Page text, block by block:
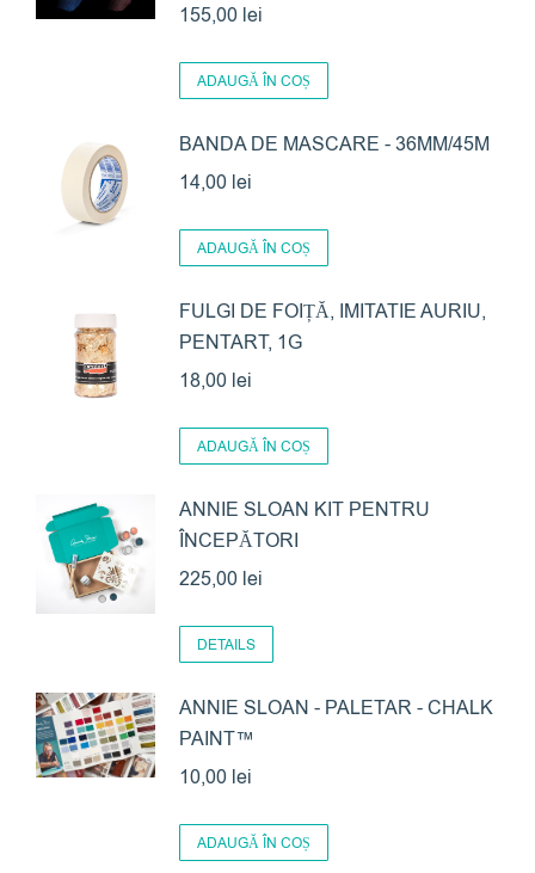
155,00 lei
ADAUGĂ ÎN COȘ
BANDA DE MASCARE - 36MM/45M
14,00 lei
ADAUGĂ ÎN COȘ
FULGI DE FOIȚĂ, IMITATIE AURIU,
PENTART, 1G
18,00 lei
ADAUGĂ ÎN COȘ
ANNIE SLOAN KIT PENTRU
ÎNCEPĂTORI
225,00 lei
DETAILS
ANNIE SLOAN - PALETAR - CHALK
PAINT™
10,00 lei
ADAUGĂ ÎN COȘ